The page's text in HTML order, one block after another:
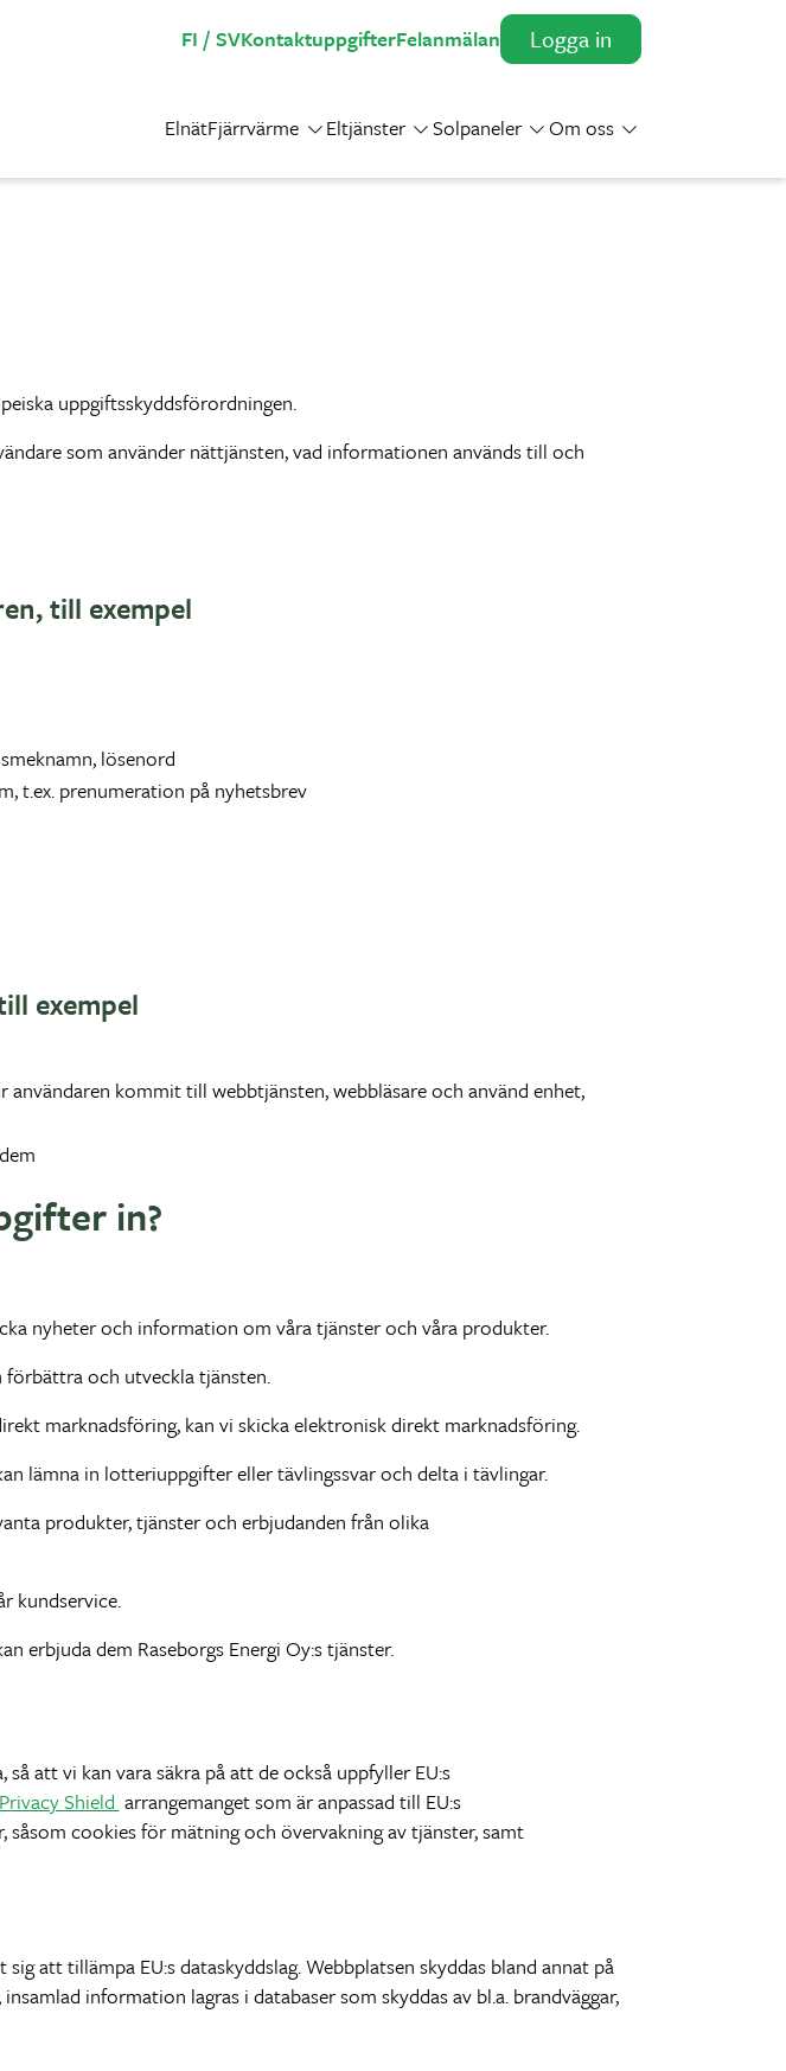
FI SVKontaktuppgifterFelanmälan Logga in
ElnätFjärrvärme Toggle Dropdown
Eltjänster Toggle Dropdown
Solpaneler Toggle Dropdown
Om oss Toggle Dropdown
uppgiftsskyddsförordningen.
som använder nättjänsten, vad informationen används till och
till exempel
lösenord
t.ex. prenumeration på nyhetsbrev
exempel
kommit till webbtjänsten, webbläsare och använd enhet,
in?
nyheter och information om våra tjänster och våra produkter.
och utveckla tjänsten.
marknadsföring, kan vi skicka elektronisk direkt marknadsföring.
lämna in lotteriuppgifter eller tävlingssvar och delta i tävlingar.
produkter, tjänster och erbjudanden från olika
kundservice.
erbjuda dem Raseborgs Energi Oy:s tjänster.
att vi kan vara säkra på att de också uppfyller EU:s
Shield arrangemanget som är anpassad till EU:s
cookies för mätning och övervakning av tjänster, samt
att tillämpa EU:s dataskyddslag. Webbplatsen skyddas bland annat på
information lagras i databaser som skyddas av bl.a. brandväggar,